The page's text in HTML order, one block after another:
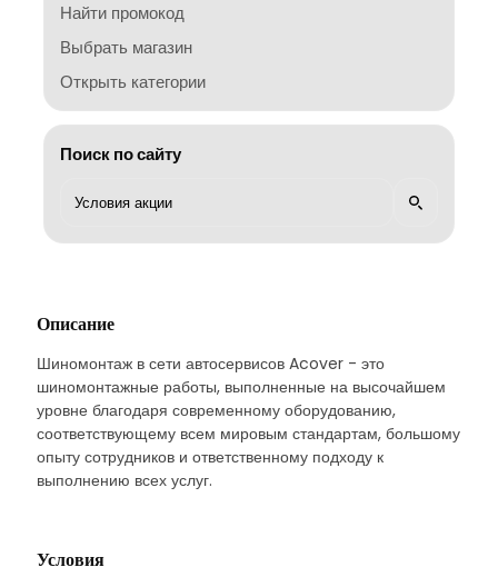
Найти промокод
Выбрать магазин
Открыть категории
Поиск по сайту
Описание
Шиномонтаж в сети автосервисов Acover - это
шиномонтажные работы, выполненные на высочайшем
уровне благодаря современному оборудованию,
соответствующему всем мировым стандартам, большому
опыту сотрудников и ответственному подходу к
выполнению всех услуг.
Условия